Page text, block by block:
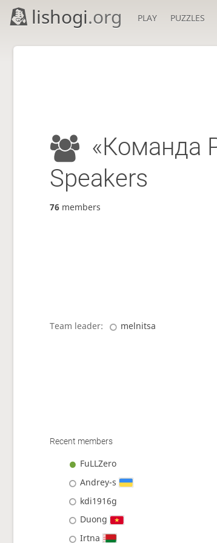
lishogi.org PLAY PUZZLES
«Команда
Speakers
76 members
Team leader: melnitsa
Recent members
FuLLZero
Andrey-s
kdi1916g
Duong
Irtna